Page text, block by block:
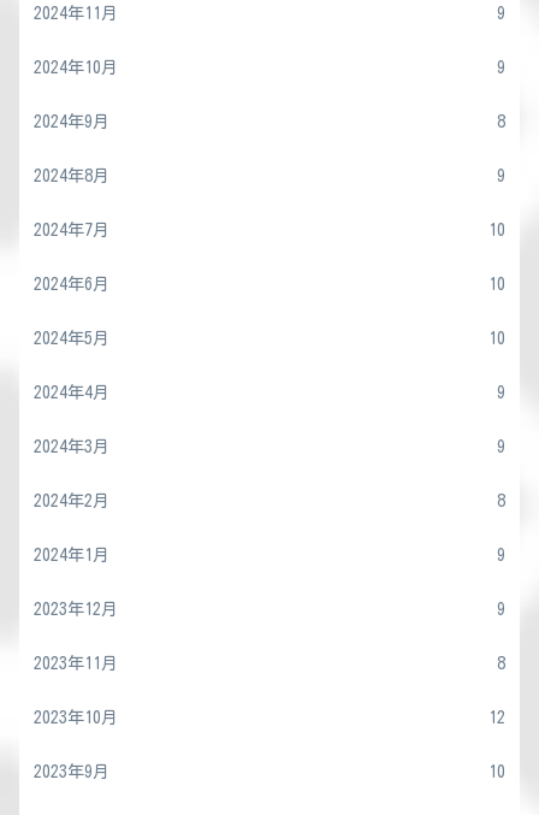
2024年11月 9
2024年10月 9
2024年9月 8
2024年8月 9
2024年7月 10
2024年6月 10
2024年5月 10
2024年4月 9
2024年3月 9
2024年2月 8
2024年1月 9
2023年12月 9
2023年11月 8
2023年10月 12
2023年9月 10